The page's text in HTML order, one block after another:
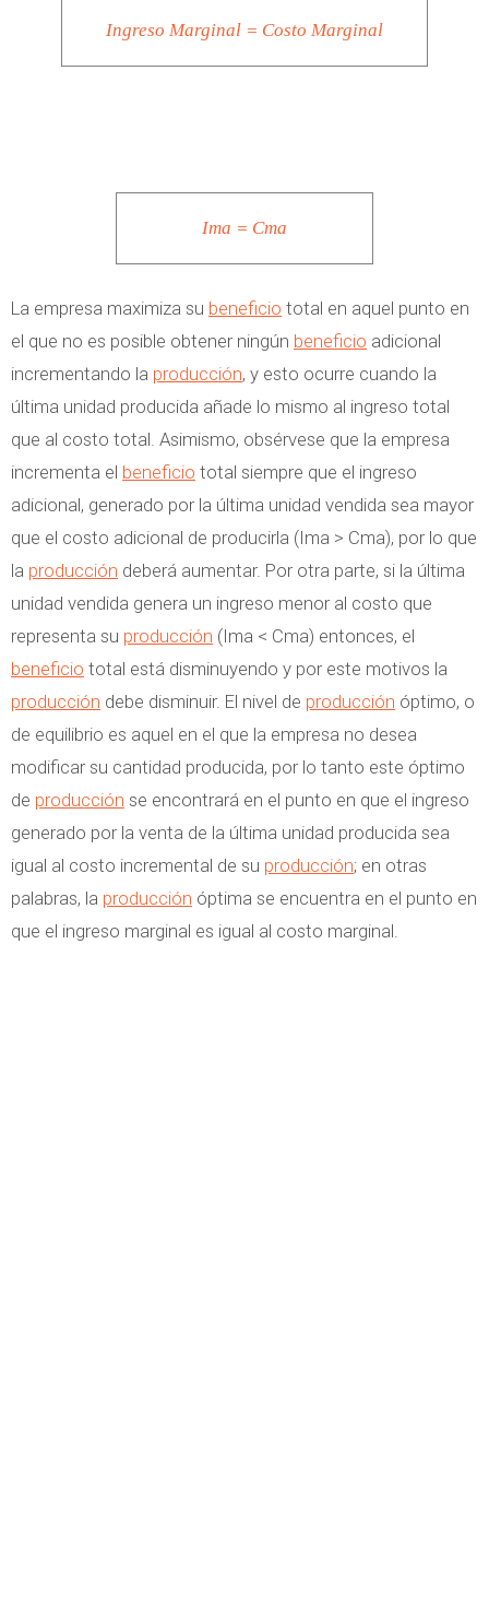
Ingreso Marginal = Costo Marginal
Ima = Cma
La empresa maximiza su beneficio total en aquel punto en
el que no es posible obtener ningún beneficio adicional
incrementando la producción, y esto ocurre cuando la
última unidad producida añade lo mismo al ingreso total
que al costo total. Asimismo, obsérvese que la empresa
incrementa el beneficio total siempre que el ingreso
adicional, generado por la última unidad vendida sea mayor
que el costo adicional de producirla (Ima > Cma), por lo que
la producción deberá aumentar. Por otra parte, si la última
unidad vendida genera un ingreso menor al costo que
representa su producción (Ima < Cma) entonces, el
beneficio total está disminuyendo y por este motivos la
producción debe disminuir. El nivel de producción óptimo, o
de equilibrio es aquel en el que la empresa no desea
modificar su cantidad producida, por lo tanto este óptimo
de producción se encontrará en el punto en que el ingreso
generado por la venta de la última unidad producida sea
igual al costo incremental de su producción; en otras
palabras, la producción óptima se encuentra en el punto en
que el ingreso marginal es igual al costo marginal.